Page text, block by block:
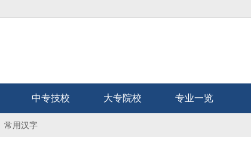
中专技校 大专院校 专业一览
常用汉字